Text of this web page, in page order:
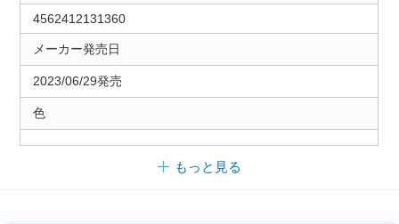
4562412131360
メーカー発売日
2023/06/29発売
色
もっと見る